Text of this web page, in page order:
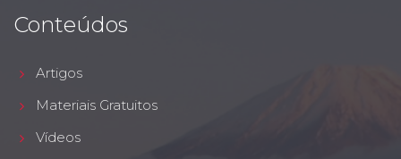
Conteúdos
Artigos
Materiais Gratuitos
Vídeos